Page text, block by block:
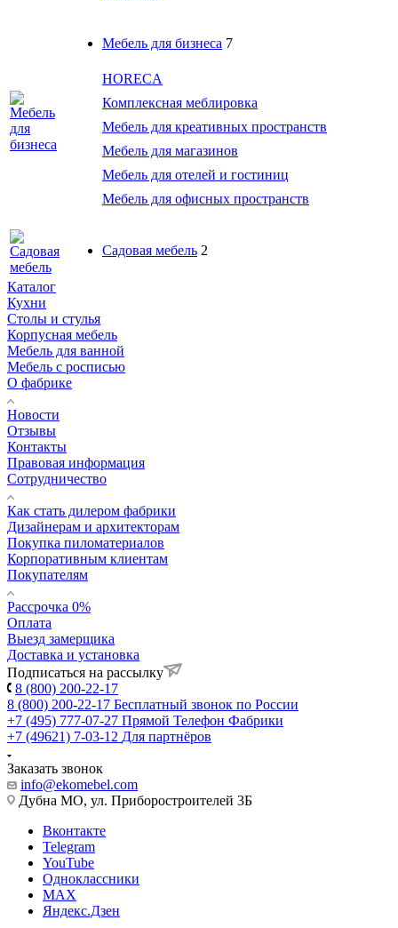
Мебель для бизнеса 7
HORECA
Комплексная меблировка
Мебель для креативных пространств
Мебель для магазинов
Мебель для отелей и гостиниц
Мебель для офисных пространств
Садовая мебель 2
Каталог
Кухни
Столы и стулья
Корпусная мебель
Мебель для ванной
Мебель с росписью
О фабрике
Новости
Отзывы
Контакты
Правовая информация
Сотрудничество
Как стать дилером фабрики
Дизайнерам и архитекторам
Покупка пиломатериалов
Корпоративным клиентам
Покупателям
Рассрочка 0%
Оплата
Выезд замерщика
Доставка и установка
Подписаться на рассылку
8 (800) 200-22-17
8 (800) 200-22-17 Бесплатный звонок по России
+7 (495) 777-07-27 Прямой Телефон Фабрики
+7 (49621) 7-03-12 Для партнёров
Заказать звонок
info@ekomebel.com
Дубна МО, ул. Приборостроителей 3Б
Вконтакте
Telegram
YouTube
Одноклассники
MAX
Яндекс.Дзен